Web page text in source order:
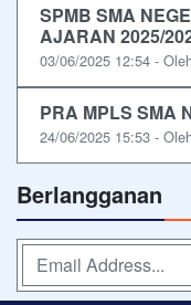
SPMB SMA
AJARAN 2025/
03/06/2025 12:54 -
PRA MPLS SMA
24/06/2025 15:53 -
Berlangganan